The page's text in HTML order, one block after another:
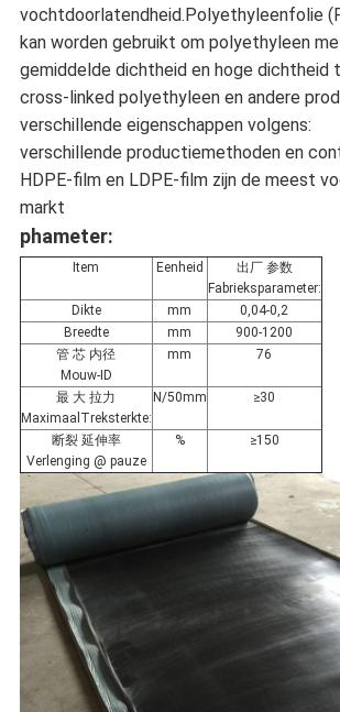
vochtdoorlatendheid.Polyethyleenfolie
kan worden gebruikt om polyethyleen
gemiddelde dichtheid en hoge dichtheid
cross-linked polyethyleen en andere
verschillende eigenschappen volgens:
verschillende productiemethoden en
HDPE-film en LDPE-film zijn de meest
markt
phameter:
Item Eenheid
出厂 参数
Fabrieksparameter:
Dikte
mm
0,04-0,2
Breedte
mm
900-1200
管 芯 内径
Mouw-ID
mm 76
最 大 拉力
MaximaalTreksterkte:
N/50mm ≥30
断裂 延伸率
Verlenging @ pauze
% ≥150